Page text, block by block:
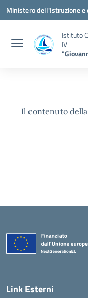
Vai ai contenuti
Vai al menu di navigazione
Vai al footer
Ministero dell'Istruzione e
Istituto
IV
Il contenuto
Link Esterni